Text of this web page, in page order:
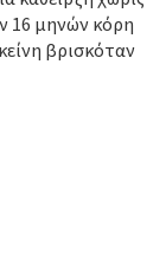
16 μηνών κόρη
βρισκόταν